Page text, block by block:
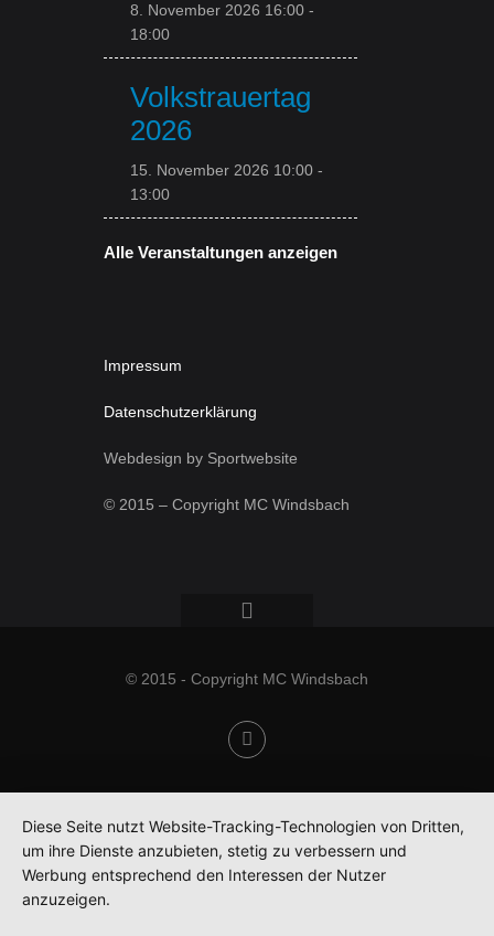
8. November 2026 16:00 -
18:00
Volkstrauertag
2026
15. November 2026 10:00 -
13:00
Alle Veranstaltungen anzeigen
Impressum
Datenschutzerklärung
Webdesign by Sportwebsite
© 2015 – Copyright MC Windsbach
© 2015 - Copyright MC Windsbach
Diese Seite nutzt Website-Tracking-Technologien von Dritten,
um ihre Dienste anzubieten, stetig zu verbessern und
Werbung entsprechend den Interessen der Nutzer
anzuzeigen.